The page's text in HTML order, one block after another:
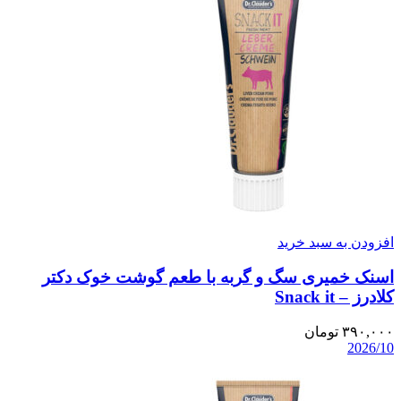
افزودن به سبد خرید
اسنک خمیری سگ و گربه با طعم گوشت خوک دکتر
کلادرز – Snack it
۳۹۰,۰۰۰ تومان
2026/10